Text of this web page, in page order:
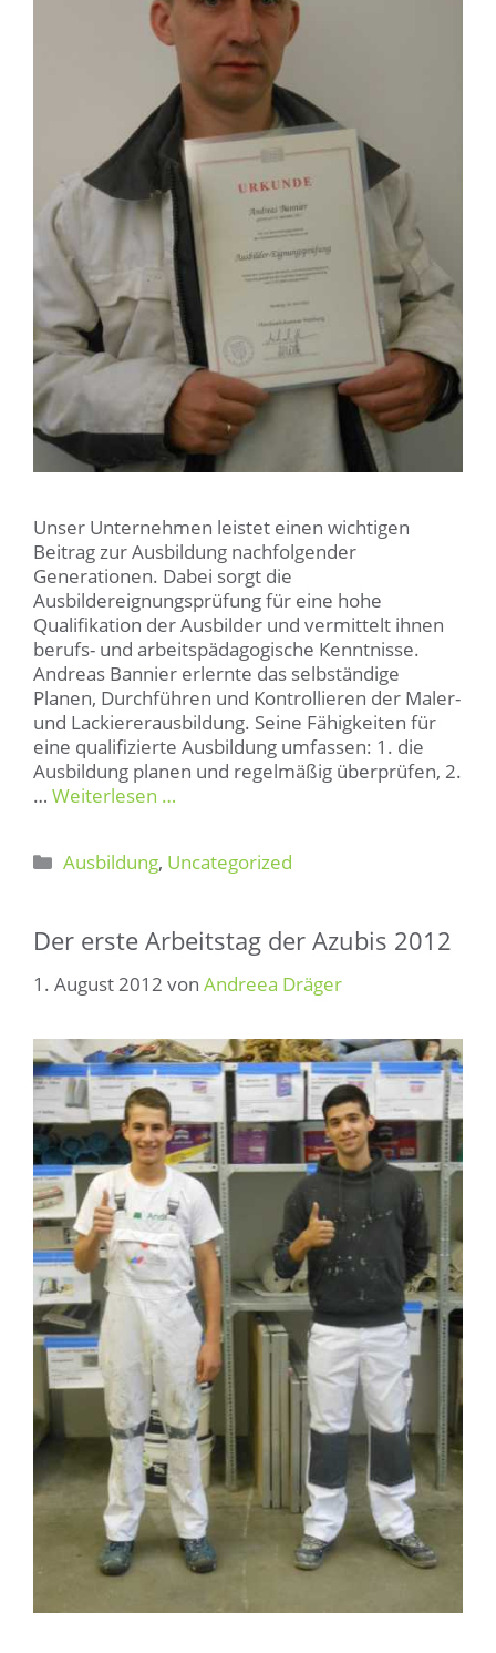
Unser Unternehmen leistet einen wichtigen
Beitrag zur Ausbildung nachfolgender
Generationen. Dabei sorgt die
Ausbildereignungsprüfung für eine hohe
Qualifikation der Ausbilder und vermittelt ihnen
berufs- und arbeitspädagogische Kenntnisse.
Andreas Bannier erlernte das selbständige
Planen, Durchführen und Kontrollieren der Maler-
und Lackiererausbildung. Seine Fähigkeiten für
eine qualifizierte Ausbildung umfassen: 1. die
Ausbildung planen und regelmäßig überprüfen, 2.
… Weiterlesen …
Kategorien
Ausbildung, Uncategorized
Der erste Arbeitstag der Azubis 2012
1. August 2012 von Andreea Dräger